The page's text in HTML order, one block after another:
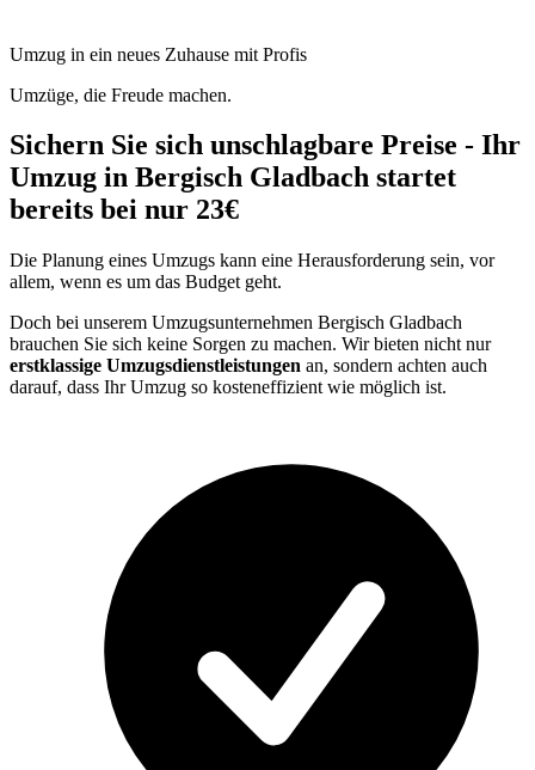
Umzug in ein neues Zuhause mit Profis
Umzüge, die Freude machen.
Sichern Sie sich unschlagbare Preise - Ihr
Umzug in Bergisch Gladbach startet
bereits bei nur 23€
Die Planung eines Umzugs kann eine Herausforderung sein, vor
allem, wenn es um das Budget geht.
Doch bei unserem Umzugsunternehmen Bergisch Gladbach
brauchen Sie sich keine Sorgen zu machen. Wir bieten nicht nur
erstklassige Umzugsdienstleistungen an, sondern achten auch
darauf, dass Ihr Umzug so kosteneffizient wie möglich ist.